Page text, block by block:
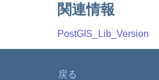
関連情報
PostGIS_Lib_Version
戻る